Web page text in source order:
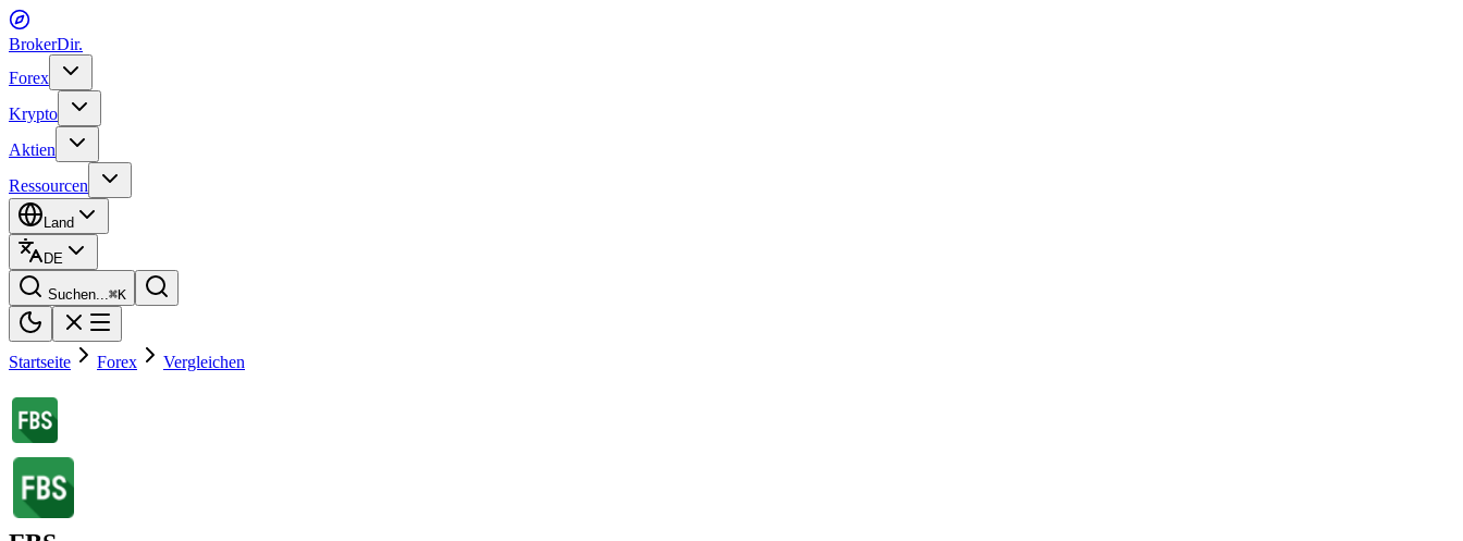
BrokerDir.
Forex
Krypto
Aktien
Ressourcen
Land
DE
Suchen...⌘K
Startseite Forex Vergleichen